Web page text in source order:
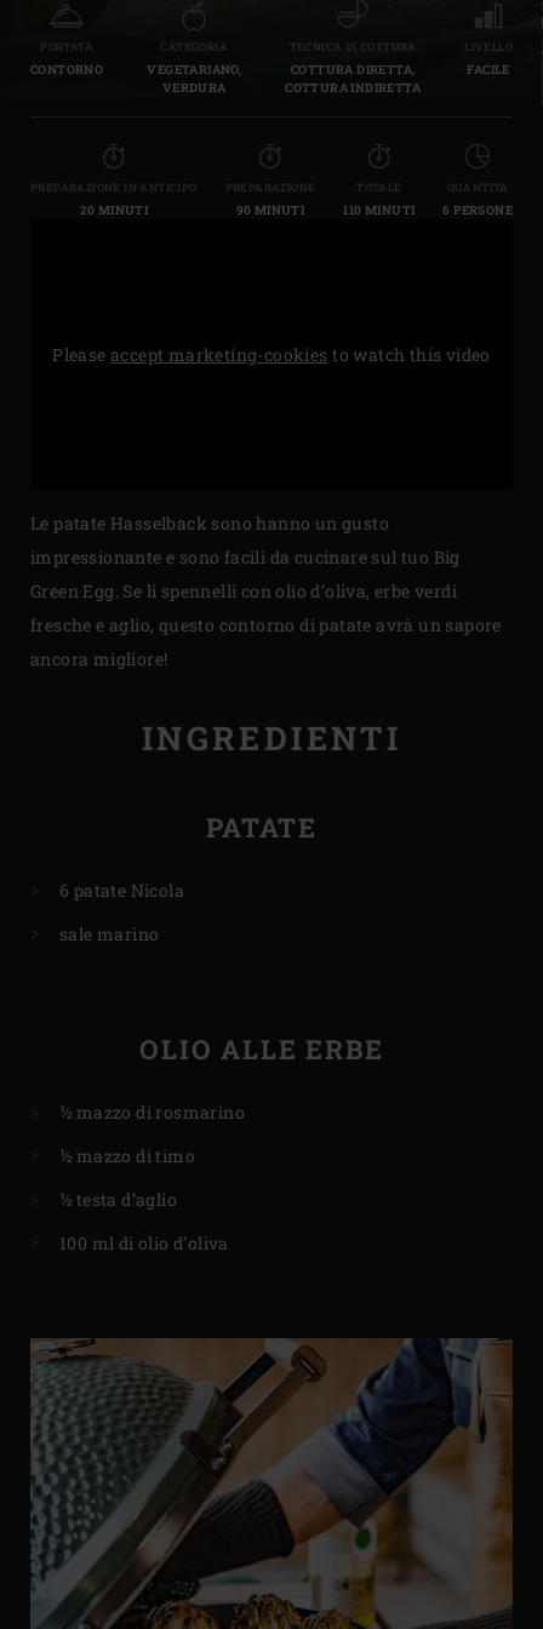
PORTATA
CONTORNO
CATEGORIA
VEGETARIANO,
VERDURA
TECNICA DI COTTURA
COTTURA DIRETTA,
COTTURA INDIRETTA
LIVELLO
FACILE
PREPARAZIONE IN ANTICIPO
20 MINUTI
PREPARAZIONE
90 MINUTI
TOTALE
110 MINUTI
QUANTITÀ
6 PERSONE
Pleaseaccept marketing-cookies to watch this video
Le patate Hasselback sono hanno un gusto
impressionante e sono facili da cucinare sul tuo Big
Green Egg. Se li spennelli con olio d’oliva, erbe verdi
fresche e aglio, questo contorno di patate avrà un sapore
ancora migliore!
INGREDIENTI
PATATE
6 patate Nicola
sale marino
OLIO ALLE ERBE
½ mazzo di rosmarino
½ mazzo di timo
½ testa d’aglio
100 ml di olio d’oliva